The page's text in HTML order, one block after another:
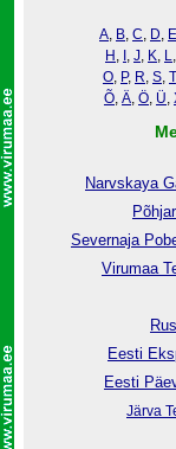
A, B, C, D, E
H , , J, K, L,
O, P, R, S, T
Õ, Ä, Ö, Ü,
Narvskaya
Severnaja
Virumaa
Eesti
Eesti
Järva